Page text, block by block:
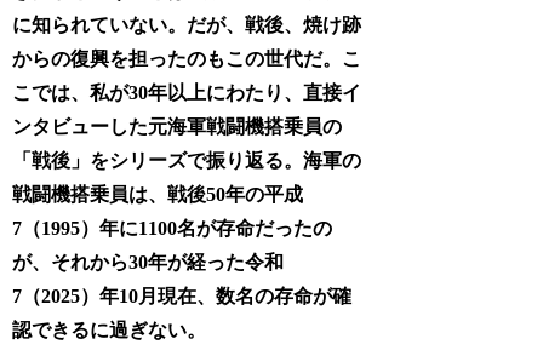
に知られていない。だが、戦後、焼け跡
からの復興を担ったのもこの世代だ。こ
こでは、私が30年以上にわたり、直接イ
ンタビューした元海軍戦闘機搭乗員の
「戦後」をシリーズで振り返る。海軍の
戦闘機搭乗員は、戦後50年の平成
7（1995）年に1100名が存命だったの
が、それから30年が経った令和
7（2025）年10月現在、数名の存命が確
認できるに過ぎない。